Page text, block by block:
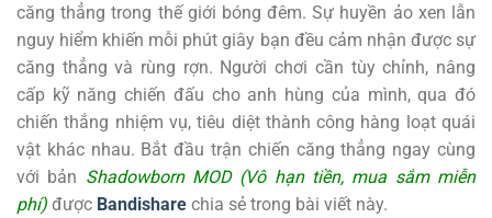
căng thẳng trong thế giới bóng đêm. Sự huyền ảo xen lẫn
nguy hiểm khiến mỗi phút giây bạn đều cảm nhận được sự
căng thẳng và rùng rợn. Người chơi cần tùy chỉnh, nâng
cấp kỹ năng chiến đấu cho anh hùng của mình, qua đó
chiến thắng nhiệm vụ, tiêu diệt thành công hàng loạt quái
vật khác nhau. Bắt đầu trận chiến căng thẳng ngay cùng
với bản Shadowborn MOD (Vô hạn tiền, mua sắm miễn
phí) được Bandishare chia sẻ trong bài viết này.